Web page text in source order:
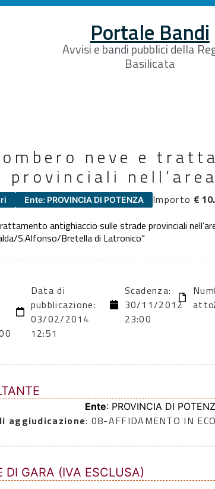
Portale Bandi
Avvisi e bandi pubblici della
Basilicata
neve e
provinciali
Ente: PROVINCIA DI POTENZA Importo €
antighiaccio sulle strade provinciali
S.Alfonso/Bretella di Latronico”
Data di
pubblicazione:
03/02/2014
12:51
Scadenza:
30/11/2012
23:00
Ente: PROVINCIA DI
aggiudicazione: 08-AFFIDAMENTO IN
DI GARA (IVA ESCLUSA)